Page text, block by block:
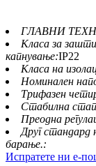
ГЛАВНИ
Класа за
капнување:IP22
Класа на
Номинален
Трифазен
Стабилна
Преодна
Друг
барање.:
Испратете ни е-